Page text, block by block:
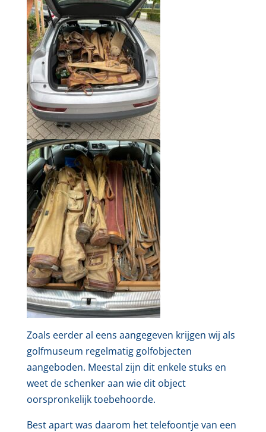
Zoals eerder al eens aangegeven krijgen wij als
golfmuseum regelmatig golfobjecten
aangeboden. Meestal zijn dit enkele stuks en
weet de schenker aan wie dit object
oorspronkelijk toebehoorde.
Best apart was daarom het telefoontje van een